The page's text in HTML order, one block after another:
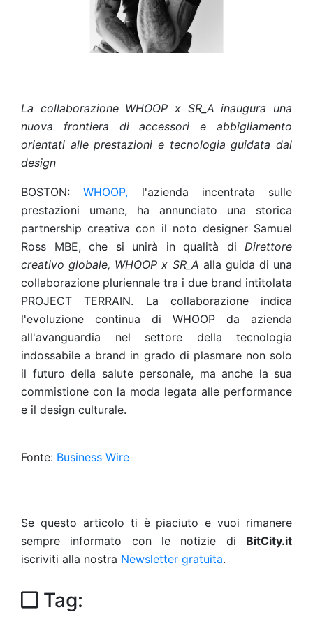
La collaborazione WHOOP x SR_A inaugura una
nuova frontiera di accessori e abbigliamento
orientati alle prestazioni e tecnologia guidata dal
design
BOSTON:WHOOP, l'azienda incentrata sulle
prestazioni umane, ha annunciato una storica
partnership creativa con il noto designer Samuel
Ross MBE, che si unirà in qualità di Direttore
creativo globale, WHOOP x SR_A alla guida di una
collaborazione pluriennale tra i due brand intitolata
PROJECT TERRAIN. La collaborazione indica
l'evoluzione continua di WHOOP da azienda
all'avanguardia nel settore della tecnologia
indossabile a brand in grado di plasmare non solo
il futuro della salute personale, ma anche la sua
commistione con la moda legata alle performance
e il design culturale.
Fonte: Business Wire
Se questo articolo ti è piaciuto e vuoi rimanere
sempre informato con le notizie di BitCity.it
iscriviti alla nostra Newsletter gratuita.
Tag: